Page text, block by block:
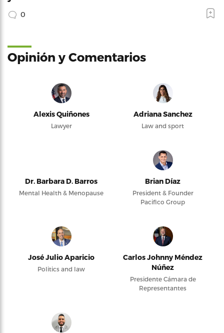
0
Opinión y Comentarios
Alexis Quiñones
Lawyer
Adriana Sanchez
Law and sport
Dr. Barbara D. Barros
Mental Health & Menopause
Brian Díaz
President & Founder
Pacifico Group
José Julio Aparicio
Politics and law
Carlos Johnny Méndez
Núñez
Presidente Cámara de
Representantes